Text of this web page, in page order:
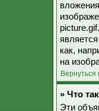
как,
на
Вернуться
» Что
Эти